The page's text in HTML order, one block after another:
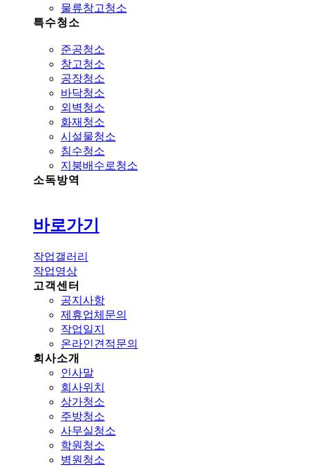
물류창고청소
특수청소
준공청소
창고청소
공장청소
바닥청소
외벽청소
화재청소
시설물청소
침수청소
지붕배수로청소
소독방역
바로가기
작업갤러리
작업영상
고객센터
공지사항
제휴업체문의
작업일지
온라인견적문의
회사소개
인사말
회사위치
상가청소
주방청소
사무실청소
학원청소
병원청소